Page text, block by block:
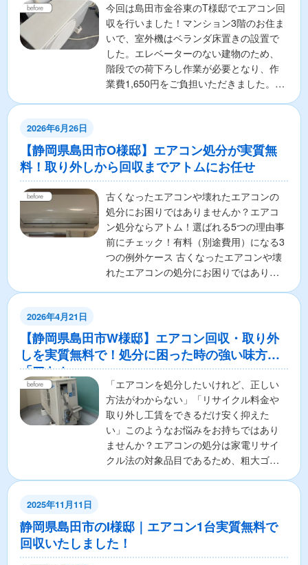
今回は島田市金谷東のT様邸でエアコン回
収を行いました！マンション3階のお住ま
いで、室外機はベランダ床置きの設置で
した。エレベーターのない建物のため、
階段での荷下ろし作業が必要となり、作
業費1,650円をご負担いただきました。こ
2026年6月26日
【静岡県島田市O様邸】エアコン処分が実質無
料！取り外しから回収までアトムにお任せ
古くなったエアコンや壊れたエアコンの
処分にお困りではありませんか？エアコ
ン処分ならアトム！選ばれる5つの理由事
前にチェック！有料（別途費用）になる3
つの例外ケース 古くなったエアコンや壊
れたエアコンの処分にお困りではありま
2026年4月21日
【静岡県島田市W様邸】エアコン回収・取り外
しを実質無料で！処分に困った時の強い味方
「アトム」
「エアコンを処分したいけれど、正しい
方法がわからない」「リサイクル料金や
取り外し工賃をできるだけ安く抑えた
い」このようなお悩みをお持ちではあり
ませんか？エアコンの処分は家電リサイ
クル法の対象品目であるため、粗大ゴミ
2025年11月11日
静岡県島田市のI様邸｜エアコン1台実質無料で
回収いたしました！